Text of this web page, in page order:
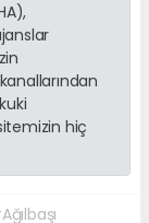
hiç